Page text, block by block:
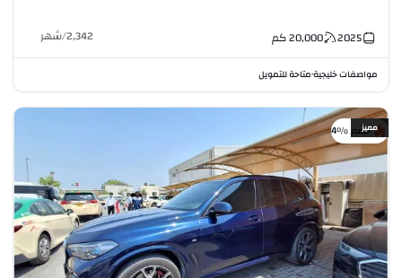
2025
20,000كم 2,342
/شهر
مواصفات خليجية•متاحة للتمويل
خصم %4مميز